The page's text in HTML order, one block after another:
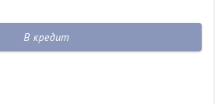
В кредит